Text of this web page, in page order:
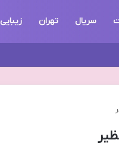
سریال تهران زیبایی